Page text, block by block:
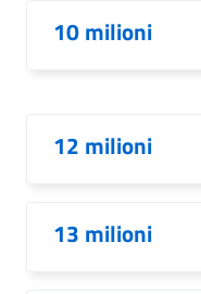
10 milioni
12 milioni
13 milioni